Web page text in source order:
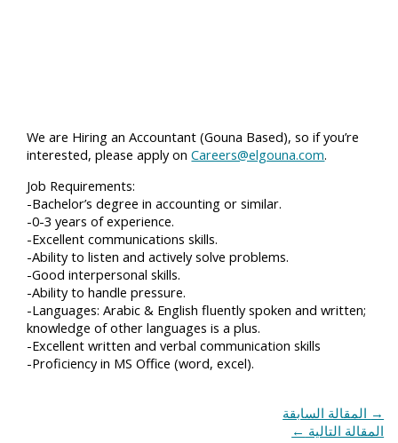
We are Hiring an Accountant (Gouna Based), so if you’re
interested, please apply onCareers@elgouna.com.
Job Requirements:
-Bachelor’s degree in accounting or similar.
-0-3 years of experience.
-Excellent communications skills.
-Ability to listen and actively solve problems.
-Good interpersonal skills.
-Ability to handle pressure.
-Languages: Arabic & English fluently spoken and written;
knowledge of other languages is a plus.
-Excellent written and verbal communication skills
-Proficiency in MS Office (word, excel).
→ المقالة السابقة
المقالة التالية ←